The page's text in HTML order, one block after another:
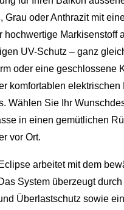
oder Anthrazit mit
hochwertige Markisenstoff
UV-Schutz – ganz
oder eine geschlossene
komfortablen
Wählen Sie Ihr
in einen gemütlichen
vor Ort.
arbeitet mit dem
System überzeugt
Überlastschutz sowie